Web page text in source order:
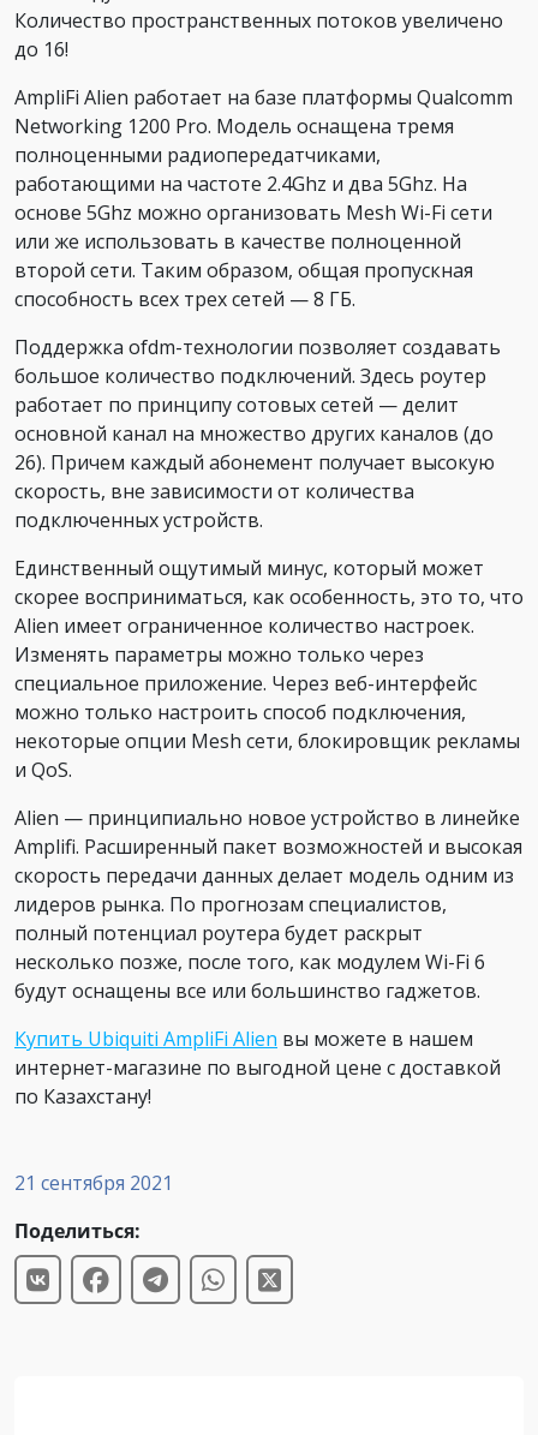
21 сентября 2021
Поделиться:
Количество пространственных потоков увеличено
до 16!
AmpliFi Alien работает на базе платформы Qualcomm
Networking 1200 Pro. Модель оснащена тремя
полноценными радиопередатчиками,
работающими на частоте 2.4Ghz и два 5Ghz. На
основе 5Ghz можно организовать Mesh Wi-Fi сети
или же использовать в качестве полноценной
второй сети. Таким образом, общая пропускная
способность всех трех сетей — 8 ГБ.
Поддержка ofdm-технологии позволяет создавать
большое количество подключений. Здесь роутер
работает по принципу сотовых сетей — делит
основной канал на множество других каналов (до
26). Причем каждый абонемент получает высокую
скорость, вне зависимости от количества
подключенных устройств.
Единственный ощутимый минус, который может
скорее восприниматься, как особенность, это то, что
Alien имеет ограниченное количество настроек.
Изменять параметры можно только через
специальное приложение. Через веб-интерфейс
можно только настроить способ подключения,
некоторые опции Mesh сети, блокировщик рекламы
и QoS.
Alien — принципиально новое устройство в линейке
Amplifi. Расширенный пакет возможностей и высокая
скорость передачи данных делает модель одним из
лидеров рынка. По прогнозам специалистов,
полный потенциал роутера будет раскрыт
несколько позже, после того, как модулем Wi-Fi 6
будут оснащены все или большинство гаджетов.
Купить Ubiquiti AmpliFi Alien вы можете в нашем
интернет-магазине по выгодной цене с доставкой
по Казахстану!